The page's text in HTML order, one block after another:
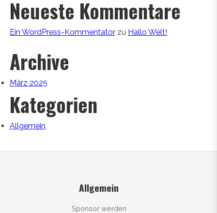
Neueste Kommentare
Ein WordPress-Kommentator zu Hallo Welt!
Archive
März 2025
Kategorien
Allgemein
Allgemein
Sponsor werden